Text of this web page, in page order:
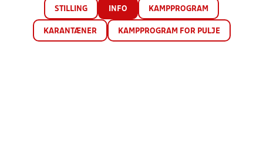
STILLING INFO KAMPPROGRAM
KARANTÆNER KAMPPROGRAM FOR PULJE